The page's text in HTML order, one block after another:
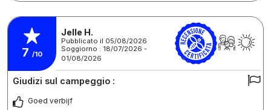
7 /10
Jelle H.
Pubblicato il 05/08/2026
Soggiorno : 18/07/2026 -
01/08/2026
Giudizi sul campeggio :
Goed verbijf